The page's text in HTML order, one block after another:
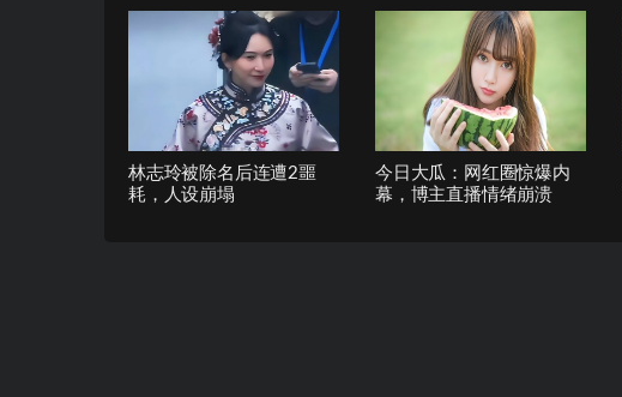
林志玲被除名后连遭2噩
耗，人设崩塌
今日大瓜：网红圈惊爆内
幕，博主直播情绪崩溃